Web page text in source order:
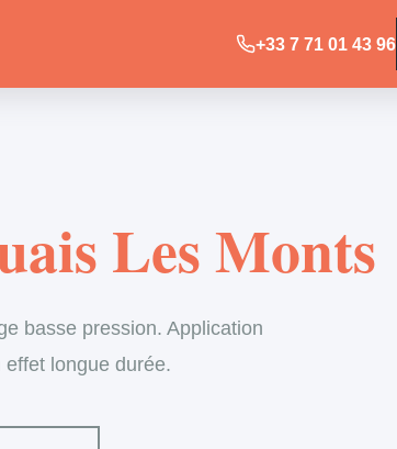
+33 7 71 01 43 96
Les Monts
basse pression. Application
longue durée.